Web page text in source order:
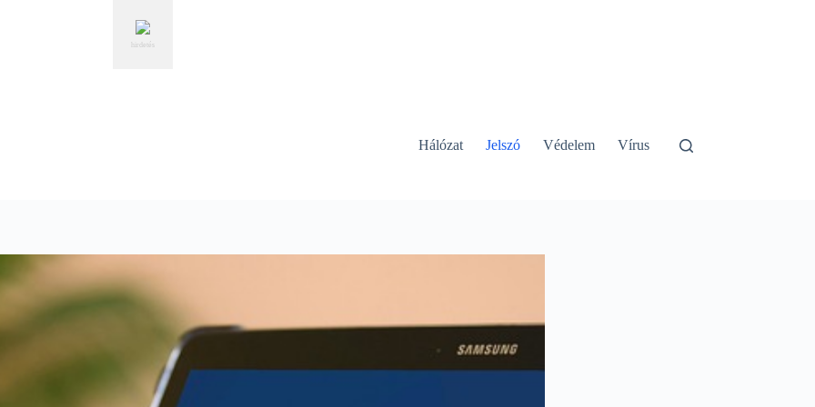
hirdetés
Hálózat Jelszó Védelem Vírus